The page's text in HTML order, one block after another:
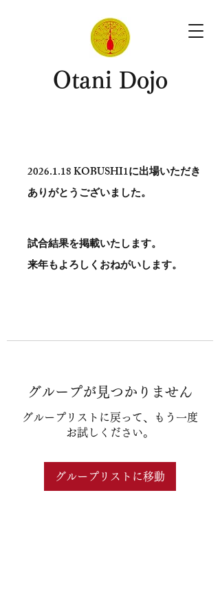
​Otani Dojo
2026.1.18KOBUSHI1に出場いただき
ありがとう​ございました。
試合結果を掲載いたします。
​来年もよろしくおねがいします。
グループが見つかりません
グループリストに戻って、もう一度
お試しください。
グループリストに移動